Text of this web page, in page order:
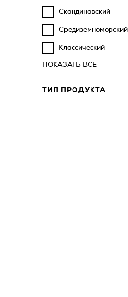
Скандинавский
Средиземноморский
Классический
ПОКАЗАТЬ ВСЕ
ТИП ПРОДУКТА